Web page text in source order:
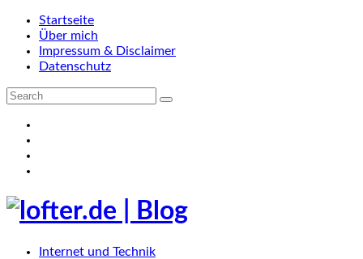
Startseite
Über mich
Impressum & Disclaimer
Datenschutz
Internet und Technik